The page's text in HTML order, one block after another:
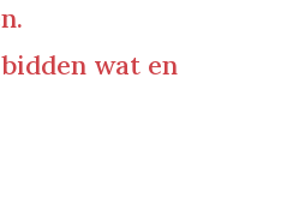
wat en